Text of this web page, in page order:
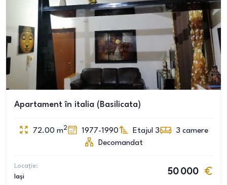
Apartament în italia (Basilicata)
72.00 m2 1977-1990 Etajul 3 3 camere
Decomandat
Locație:
Iași
50 000